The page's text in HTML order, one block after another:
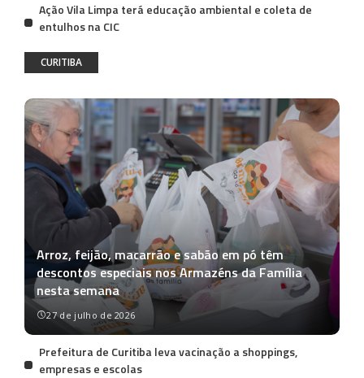
Ação Vila Limpa terá educação ambiental e coleta de
entulhos na CIC
CURITIBA
Arroz, feijão, macarrão e sabão em pó têm
descontos especiais nos Armazéns da Família
nesta semana
27 de julho de 2026
Prefeitura de Curitiba leva vacinação a shoppings,
empresas e escolas